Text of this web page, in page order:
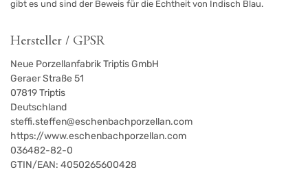
gibt es und sind der Beweis für die Echtheit von Indisch Blau.
Hersteller / GPSR
Neue Porzellanfabrik Triptis GmbH
Geraer Straße 51
07819Triptis
Deutschland
steffi.steffen@eschenbachporzellan.com
https://www.eschenbachporzellan.com
036482-82-0
GTIN/EAN: 4050265600428